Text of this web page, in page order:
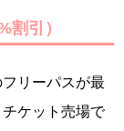
割引）
フリーパスが最
ケット売場で